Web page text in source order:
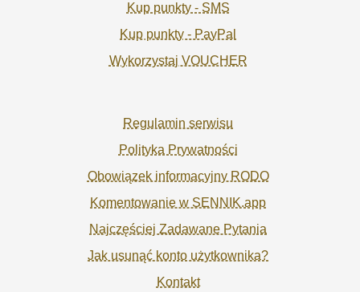
Kup punkty - SMS
Kup punkty - PayPal
Wykorzystaj VOUCHER
Regulamin serwisu
Polityka Prywatności
Obowiązek informacyjny RODO
Komentowanie w SENNIK.app
Najczęściej Zadawane Pytania
Jak usunąć konto użytkownika?
Kontakt